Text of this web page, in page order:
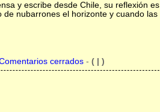
y escribe desde Chile, su reflexión es
nubarrones el horizonte y cuando las
cerrados- ( | )